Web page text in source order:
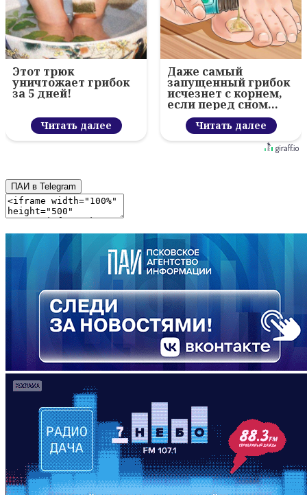
Этот трюк
уничтожает грибок
за 5 дней!
Читать далее
Даже самый
запущенный грибок
исчезнет с корнем,
если перед сном…
Читать далее
ПАИ в Telegram